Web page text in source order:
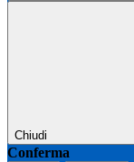
Chiudi
Conferma